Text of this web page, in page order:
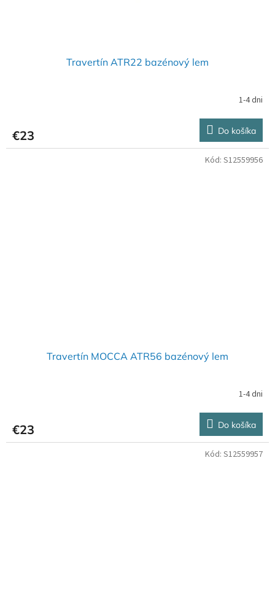
Travertín ATR22 bazénový lem
1-4 dni
€23 Do košíka
Travertín MOCCA ATR56 bazénový lem
1-4 dni
€23 Do košíka
Kód: S12559956
Kód: S12559957